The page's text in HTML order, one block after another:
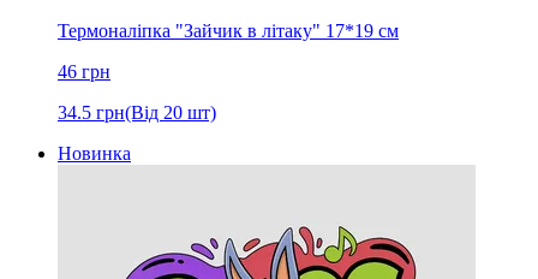
Термоналіпка "Зайчик в літаку" 17*19 см
46 грн
34.5 грн(Від 20 шт)
Новинка